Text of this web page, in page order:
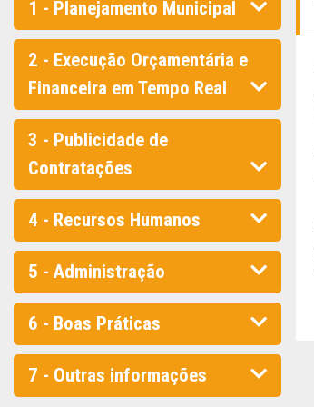
1 - Planejamento Municipal
2 - Execução Orçamentária e
Financeira em Tempo Real
3 - Publicidade de
Contratações
4 - Recursos Humanos
5 - Administração
6 - Boas Práticas
7 - Outras informações